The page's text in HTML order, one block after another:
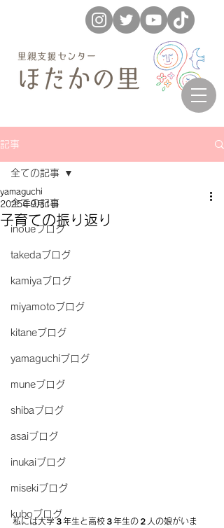
記事
全ての記事
inoueブログ
takedaブログ
kamiyaブログ
miyamotoブログ
kitaneブログ
yamaguchiブログ
muneブログ
shibaブログ
asaiブログ
inukaiブログ
misekiブログ
kuboブログ
全ての記事
子育ての振り返り
yamaguchi
2025年9月1日
私には大学３年生と高校３年生の２人の娘がいま